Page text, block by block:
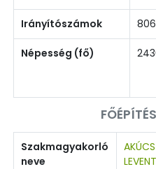
Irányítószámok
Népesség (fő)
Szakmagyakorló
neve
AKÚCS